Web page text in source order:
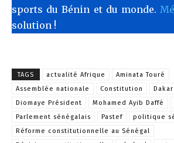
sports du Bénin et du monde.
solution !
TAGS actualité Afrique
Aminata Touré
Assemblée nationale
Constitution
Dakar
Diomaye Président
Mohamed Ayib Daffé
Parlement sénégalais
Pastef
politique
Réforme constitutionnelle au Sénégal